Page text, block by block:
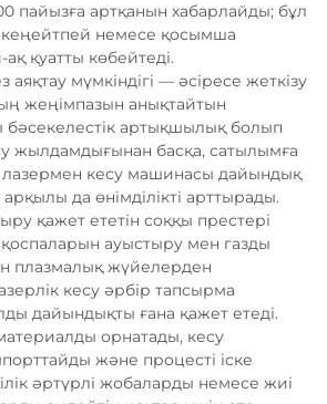
пайызға артқанын хабарлайды; бұл
кеңейтпей немесе қосымша
қуатты көбейтеді.
мүмкіндігі — әсіресе жеткізу
жеңімпазын анықтайтын
бәсекелестік артықшылық болып
жылдамдығынан басқа, сатылымға
кесу машинасы дайындық
да өнімділікті арттырады.
қажет ететін соққы престері
ауыстыру мен газды
плазмалық жүйелерден
кесу әрбір тапсырма
дайындықты ғана қажет етеді.
орнатады, кесу
және процесті іске
әртүрлі жобаларды немесе жиі